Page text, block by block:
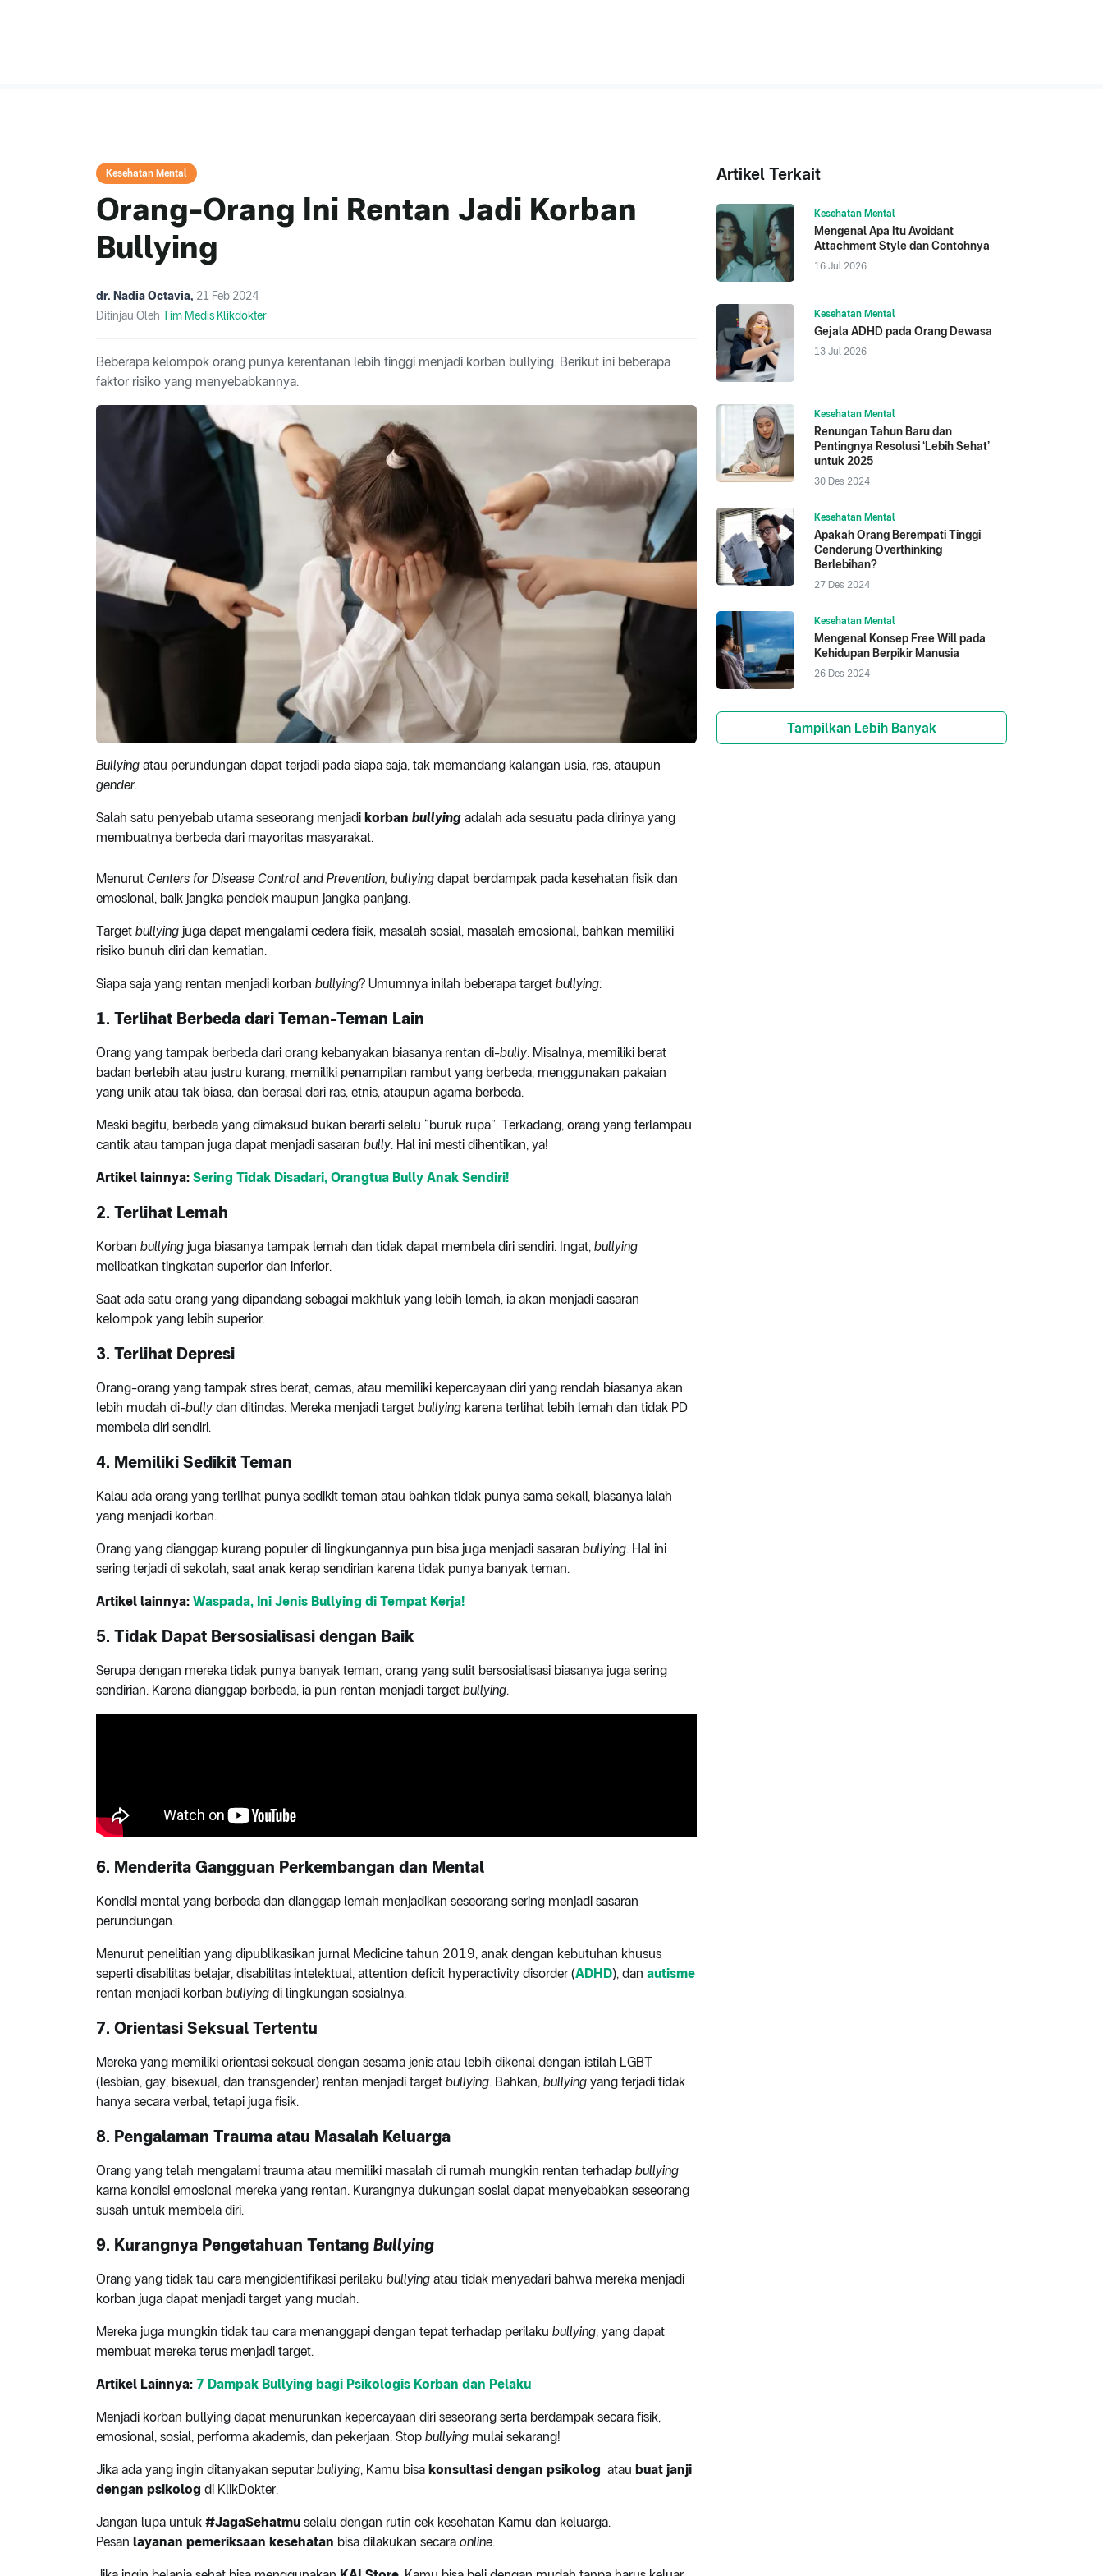
Kesehatan Mental
Orang-Orang Ini Rentan Jadi Korban
Bullying
dr. Nadia Octavia, 21 Feb 2024
Ditinjau Oleh Tim Medis Klikdokter
Beberapa kelompok orang punya kerentanan lebih tinggi menjadi korban bullying. Berikut ini beberapa
faktor risiko yang menyebabkannya.
Bullying atau perundungan dapat terjadi pada siapa saja, tak memandang kalangan usia, ras, ataupun
gender.
Salah satu penyebab utama seseorang menjadi korban bullying adalah ada sesuatu pada dirinya yang
membuatnya berbeda dari mayoritas masyarakat.
Menurut Centers for Disease Control and Prevention, bullying dapat berdampak pada kesehatan fisik dan
emosional, baik jangka pendek maupun jangka panjang.
Target bullying juga dapat mengalami cedera fisik, masalah sosial, masalah emosional, bahkan memiliki
risiko bunuh diri dan kematian.
Siapa saja yang rentan menjadi korban bullying? Umumnya inilah beberapa target bullying:
1. Terlihat Berbeda dari Teman-Teman Lain
Orang yang tampak berbeda dari orang kebanyakan biasanya rentan di-bully. Misalnya, memiliki berat
badan berlebih atau justru kurang, memiliki penampilan rambut yang berbeda, menggunakan pakaian
yang unik atau tak biasa, dan berasal dari ras, etnis, ataupun agama berbeda.
Meski begitu, berbeda yang dimaksud bukan berarti selalu “buruk rupa”. Terkadang, orang yang terlampau
cantik atau tampan juga dapat menjadi sasaran bully. Hal ini mesti dihentikan, ya!
Artikel lainnya: Sering Tidak Disadari, Orangtua Bully Anak Sendiri!
2. Terlihat Lemah
Korban bullying juga biasanya tampak lemah dan tidak dapat membela diri sendiri. Ingat, bullying
melibatkan tingkatan superior dan inferior.
Saat ada satu orang yang dipandang sebagai makhluk yang lebih lemah, ia akan menjadi sasaran
kelompok yang lebih superior.
3. Terlihat Depresi
Orang-orang yang tampak stres berat, cemas, atau memiliki kepercayaan diri yang rendah biasanya akan
lebih mudah di-bully dan ditindas. Mereka menjadi target bullying karena terlihat lebih lemah dan tidak PD
membela diri sendiri.
4. Memiliki Sedikit Teman
Kalau ada orang yang terlihat punya sedikit teman atau bahkan tidak punya sama sekali, biasanya ialah
yang menjadi korban.
Orang yang dianggap kurang populer di lingkungannya pun bisa juga menjadi sasaran bullying. Hal ini
sering terjadi di sekolah, saat anak kerap sendirian karena tidak punya banyak teman.
Artikel lainnya: Waspada, Ini Jenis Bullying di Tempat Kerja!
5. Tidak Dapat Bersosialisasi dengan Baik
Serupa dengan mereka tidak punya banyak teman, orang yang sulit bersosialisasi biasanya juga sering
sendirian. Karena dianggap berbeda, ia pun rentan menjadi target bullying.
6. Menderita Gangguan Perkembangan dan Mental
Kondisi mental yang berbeda dan dianggap lemah menjadikan seseorang sering menjadi sasaran
perundungan.
Menurut penelitian yang dipublikasikan jurnal Medicine tahun 2019, anak dengan kebutuhan khusus
seperti disabilitas belajar, disabilitas intelektual, attention deficit hyperactivity disorder (ADHD), dan autisme
rentan menjadi korban bullying di lingkungan sosialnya.
7. Orientasi Seksual Tertentu
Mereka yang memiliki orientasi seksual dengan sesama jenis atau lebih dikenal dengan istilah LGBT
(lesbian, gay, bisexual, dan transgender) rentan menjadi target bullying. Bahkan, bullying yang terjadi tidak
hanya secara verbal, tetapi juga fisik.
8. Pengalaman Trauma atau Masalah Keluarga
Orang yang telah mengalami trauma atau memiliki masalah di rumah mungkin rentan terhadap bullying
karna kondisi emosional mereka yang rentan. Kurangnya dukungan sosial dapat menyebabkan seseorang
susah untuk membela diri.
9. Kurangnya Pengetahuan Tentang Bullying
Orang yang tidak tau cara mengidentifikasi perilaku bullying atau tidak menyadari bahwa mereka menjadi
korban juga dapat menjadi target yang mudah.
Mereka juga mungkin tidak tau cara menanggapi dengan tepat terhadap perilaku bullying, yang dapat
membuat mereka terus menjadi target.
Artikel Lainnya: 7 Dampak Bullying bagi Psikologis Korban dan Pelaku
Menjadi korban bullying dapat menurunkan kepercayaan diri seseorang serta berdampak secara fisik,
emosional, sosial, performa akademis, dan pekerjaan. Stop bullying mulai sekarang!
Jika ada yang ingin ditanyakan seputar bullying, Kamu bisa konsultasi dengan psikolog atau buat janji
dengan psikolog di KlikDokter.
Jangan lupa untuk #JagaSehatmu selalu dengan rutin cek kesehatan Kamu dan keluarga.
Pesan layanan pemeriksaan kesehatan bisa dilakukan secara online.
Artikel Terkait
Kesehatan Mental
Mengenal Apa Itu Avoidant
Attachment Style dan Contohnya
16 Jul 2026
Kesehatan Mental
Gejala ADHD pada Orang Dewasa
13 Jul 2026
Kesehatan Mental
Renungan Tahun Baru dan
Pentingnya Resolusi ‘Lebih Sehat’
untuk 2025
30 Des 2024
Kesehatan Mental
Apakah Orang Berempati Tinggi
Cenderung Overthinking
Berlebihan?
27 Des 2024
Kesehatan Mental
Mengenal Konsep Free Will pada
Kehidupan Berpikir Manusia
26 Des 2024
Tampilkan Lebih Banyak